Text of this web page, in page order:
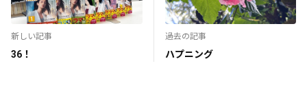
新しい記事
36！
過去の記事
ハプニング